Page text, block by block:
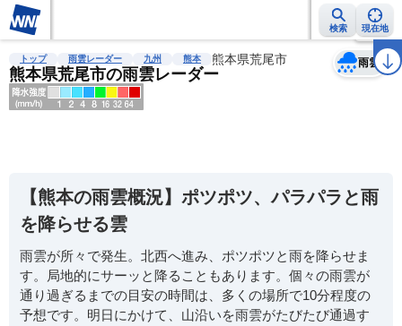
検索 現在地
雨雲レーダー 台風情報 地震情報 警報・注意報 2週間天気 ラ
トップ 雨雲レーダー 九州 熊本 熊本県荒尾市
熊本県荒尾市の雨雲レーダー
雨雲
天気 台風
【熊本の雨雲概況】ポツポツ、パラパラと雨
を降らせる雲
雨雲が所々で発生。北西へ進み、ポツポツと雨を降らせま
す。局地的にサーッと降ることもあります。個々の雨雲が
通り過ぎるまでの目安の時間は、多くの場所で10分程度の
予想です。明日にかけて、山沿いを雨雲がたびたび通過す